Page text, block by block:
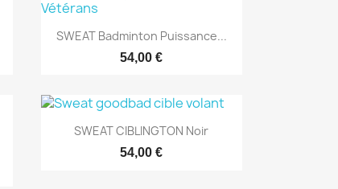
Aperçu rapide
SWEAT Badminton Puissance...
54,00 €
Aperçu rapide
SWEAT CIBLINGTON Noir
54,00 €